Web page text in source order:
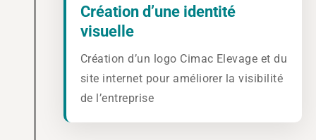
Création d’une identité
visuelle
Création d’un logo Cimac Elevage et du
site internet pour améliorer la visibilité
de l’entreprise